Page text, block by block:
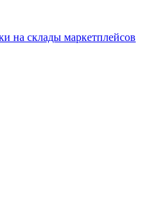
на склады маркетплейсов